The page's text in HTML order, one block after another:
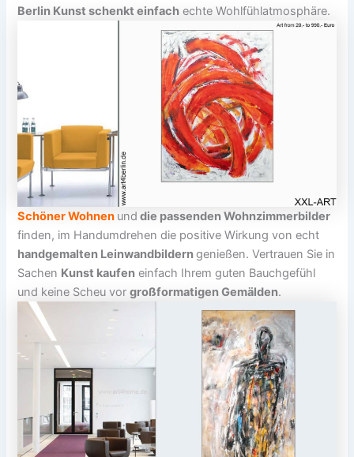
Berlin Kunst schenkt einfach echte Wohlfühlatmosphäre.
Schöner Wohnen und die passenden Wohnzimmerbilder
finden, im Handumdrehen die positive Wirkung von echt
handgemalten Leinwandbilderngenießen. Vertrauen Sie in
Sachen Kunst kaufen einfach Ihrem guten Bauchgefühl
und keine Scheu vorgroßformatigen Gemälden.